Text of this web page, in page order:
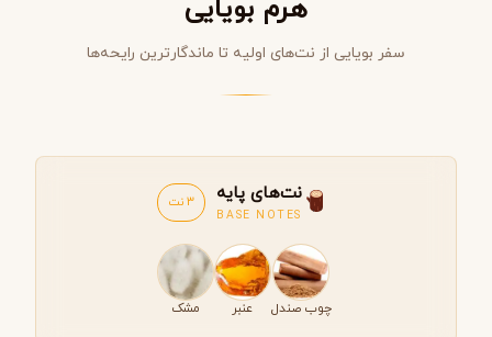
هرم بویایی
سفر بویایی از نت‌های اولیه تا ماندگارترین رایحه‌ها
نت‌های پایه
BASE NOTES
3 نت
چوب صندل عنبر مشک